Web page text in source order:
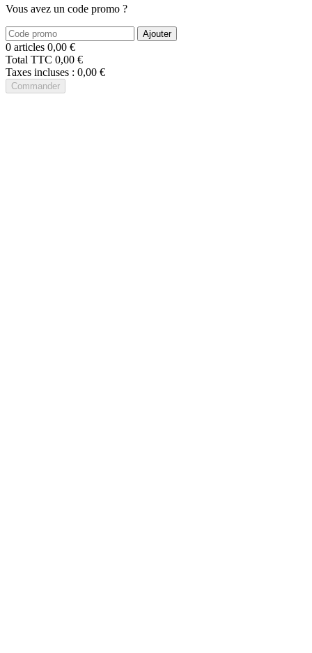
Vous avez un code promo ?
Ajouter
0 articles 0,00 €
Total TTC 0,00 €
Taxes incluses : 0,00 €
Commander